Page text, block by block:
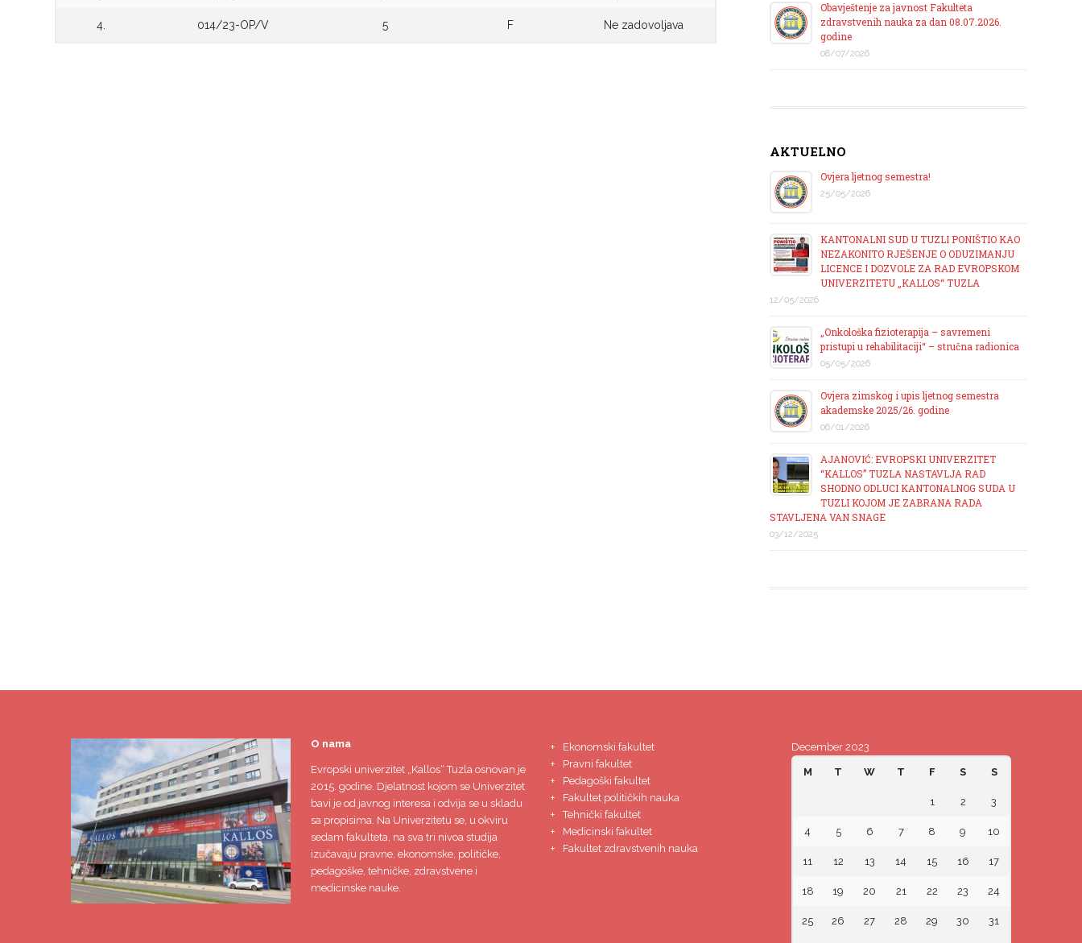
4. 014/23-OP/V 5 F Ne zadovoljava
Obavještenje za javnost Fakulteta
zdravstvenih nauka za dan 08.07.2026.
godine
08/07/2026
AKTUELNO
Ovjera ljetnog semestra!
25/05/2026
KANTONALNI SUD U TUZLI PONIŠTIO KAO
NEZAKONITO RJEŠENJE O ODUZIMANJU
LICENCE I DOZVOLE ZA RAD EVROPSKOM
UNIVERZITETU „KALLOS“ TUZLA
12/05/2026
„Onkološka fizioterapija – savremeni
pristupi u rehabilitaciji“ – stručna radionica
05/05/2026
Ovjera zimskog i upis ljetnog semestra
akademske 2025/26. godine
06/01/2026
AJANOVIĆ: EVROPSKI UNIVERZITET
“KALLOS” TUZLA NASTAVLJA RAD
SHODNO ODLUCI KANTONALNOG SUDA U
TUZLI KOJOM JE ZABRANA RADA
STAVLJENA VAN SNAGE
03/12/2025
O nama
Evropski univerzitet „Kallos“ Tuzlaosnovan je
2015. godine. Djelatnost kojom se Univerzitet
bavi je od javnog interesa i odvija se u skladu
sa propisima. Na Univerzitetu se, u okviru
sedam fakulteta, na sva tri nivoa studija
izučavaju pravne, ekonomske, političke,
pedagoške, tehničke, zdravstvene i
medicinske nauke.
Ekonomski fakultet
Pravni fakultet
Pedagoški fakultet
Fakultet političkih nauka
Tehnički fakultet
Medicinski fakultet
Fakultet zdravstvenih nauka
December 2023
M T W T F S S
1 2 3
4 5 6 7 8 9 10
11 12 13 14 15 16 17
18 19 20 21 22 23 24
25 26 27 28 29 30 31